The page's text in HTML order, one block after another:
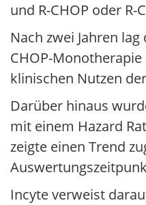
und R-CHOP oder
Nach zwei Jahren
CHOP-
klinischen Nutzen
Darüber hinaus
mit einem Hazard
zeigte einen Trend
Incyte verweist